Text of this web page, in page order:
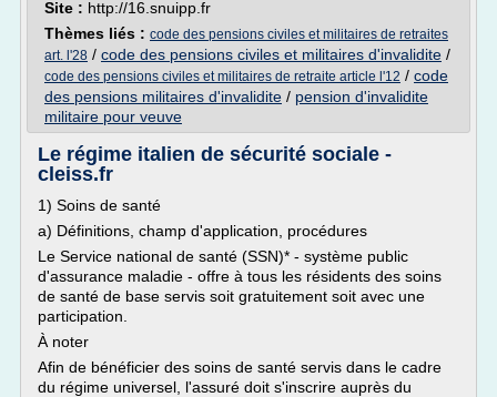
Site : http://16.snuipp.fr
Thèmes liés : code des pensions civiles et militaires de retraites
art. l'28 / code des pensions civiles et militaires d'invalidite /
code des pensions civiles et militaires de retraite article l'12 / code
des pensions militaires d'invalidite / pension d'invalidite
militaire pour veuve
Le régime italien de sécurité sociale -
cleiss.fr
1) Soins de santé
a) Définitions, champ d'application, procédures
Le Service national de santé (SSN)* - système public
d'assurance maladie - offre à tous les résidents des soins
de santé de base servis soit gratuitement soit avec une
participation.
À noter
Afin de bénéficier des soins de santé servis dans le cadre
du régime universel, l'assuré doit s'inscrire auprès du